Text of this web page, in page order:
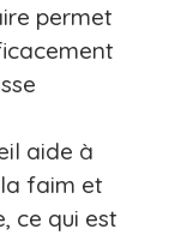
permet
aide à
faim et
ce qui est